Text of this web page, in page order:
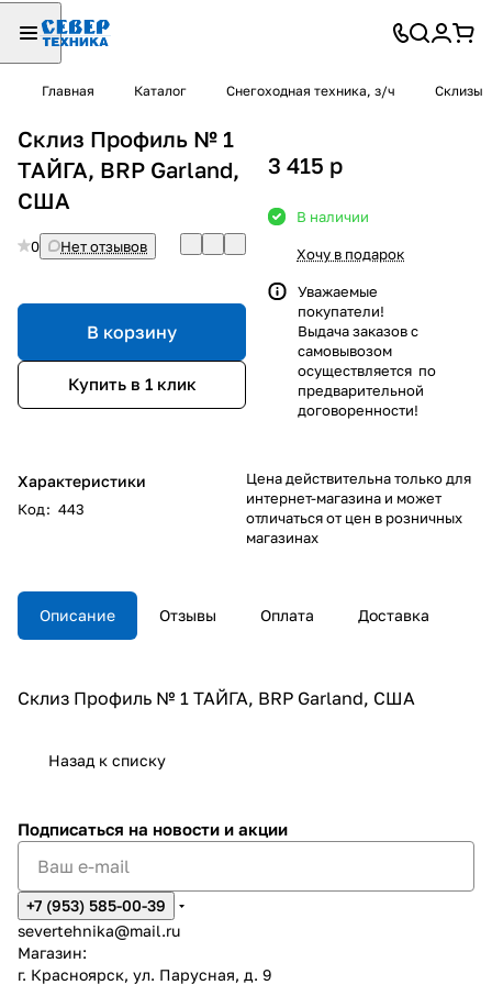
Главная Каталог Снегоходная техника, з/ч Склизы
Склиз Профиль № 1
ТАЙГА, BRP Garland,
США
0 Нет отзывов
В корзину
Купить в 1 клик
Характеристики
Код: 443
3 415 p
В наличии
Хочу в подарок
Уважаемые
покупатели!
Выдача заказов с
самовывозом
осуществляется по
предварительной
договоренности!
Цена действительна только для
интернет-магазина и может
отличаться от цен в розничных
магазинах
Описание Отзывы Оплата Доставка
Склиз Профиль № 1 ТАЙГА, BRP Garland, США
Назад к списку
Подписаться на новости и акции
+7 (953) 585-00-39
severtehnika@mail.ru
Магазин:
г. Красноярск, ул. Парусная, д. 9